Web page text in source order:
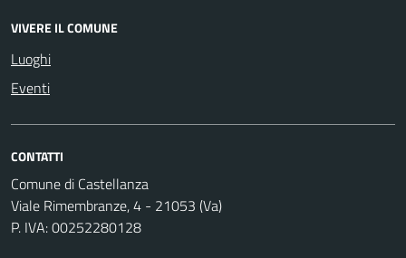
VIVERE IL COMUNE
Luoghi
Eventi
CONTATTI
Comune di Castellanza
Viale Rimembranze, 4 - 21053 (Va)
P. IVA: 00252280128